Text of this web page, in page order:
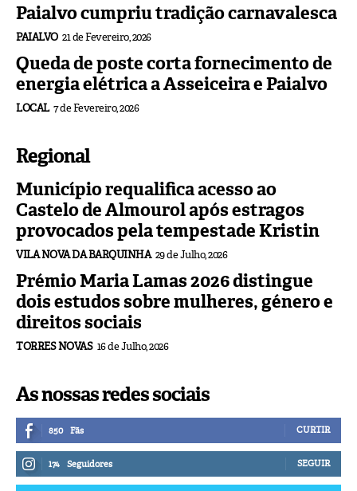
Paialvo cumpriu tradição carnavalesca
PAIALVO 21 de Fevereiro, 2026
Queda de poste corta fornecimento de
energia elétrica a Asseiceira e Paialvo
LOCAL 7 de Fevereiro, 2026
Regional
Município requalifica acesso ao
Castelo de Almourol após estragos
provocados pela tempestade Kristin
VILA NOVA DA BARQUINHA 29 de Julho, 2026
Prémio Maria Lamas 2026 distingue
dois estudos sobre mulheres, género e
direitos sociais
TORRES NOVAS 16 de Julho, 2026
As nossas redes sociais
850 Fãs CURTIR
174 Seguidores SEGUIR